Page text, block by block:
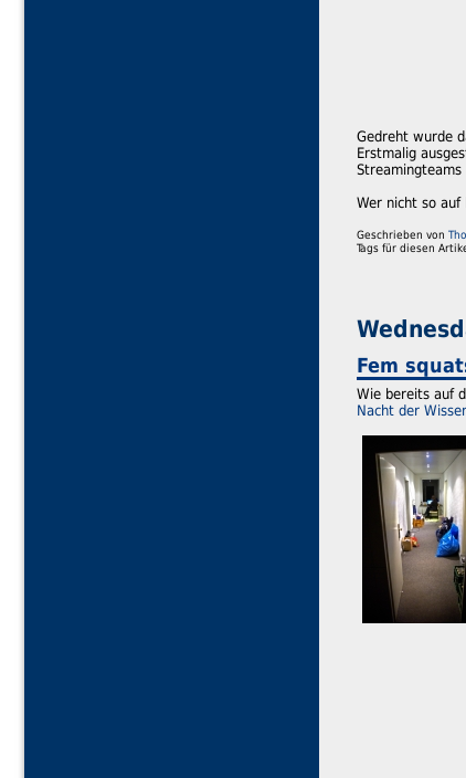
Gedreht wurde
Erstmalig
Streamingteams
Wer nicht so
Geschrieben von
Tags für diesen
Fem
Wie bereits auf
Nacht der